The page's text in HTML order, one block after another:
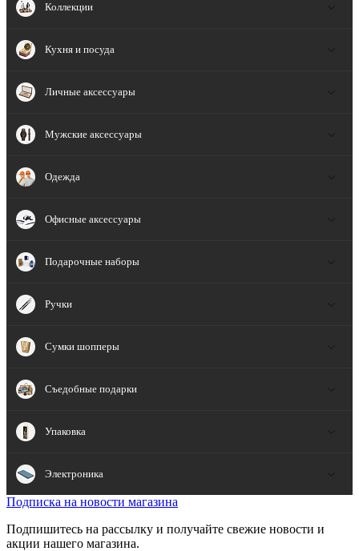
Коллекции
Кухня и посуда
Личные аксессуары
Мужские аксессуары
Одежда
Офисные аксессуары
Подарочные наборы
Ручки
Сумки шопперы
Съедобные подарки
Упаковка
Электроника
Подписка на новости магазина
Подпишитесь на рассылку и получайте свежие новости и
акции нашего магазина.